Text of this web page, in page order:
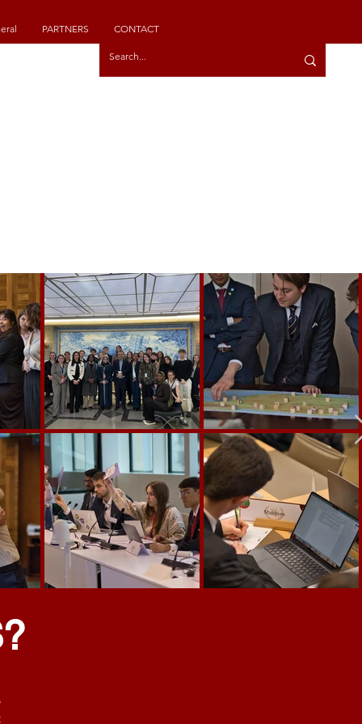
PARTNERS CONTACT